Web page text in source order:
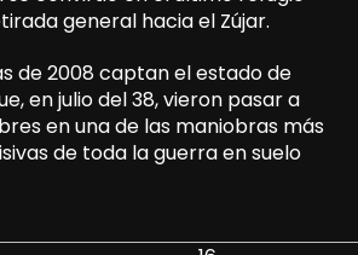
general hacia el Zújar.
de 2008 captan el estado de
en julio del 38, vieron pasar a
en una de las maniobras más
de toda la guerra en suelo